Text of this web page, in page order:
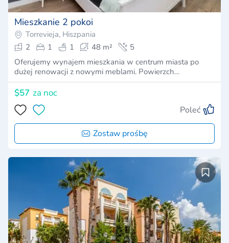
Mieszkanie 2 pokoi
Torrevieja, Hiszpania
2
1 1 48 m²
5
Oferujemy wynajem mieszkania w centrum miasta po
dużej renowacji z nowymi meblami. Powierzch…
$57 za noc
Poleć
Zostaw prośbę